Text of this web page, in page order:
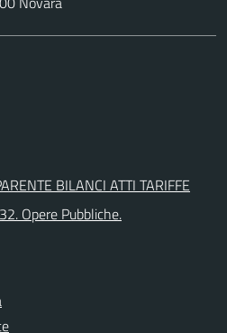
BILANCI ATTI TARIFFE
Opere Pubbliche.